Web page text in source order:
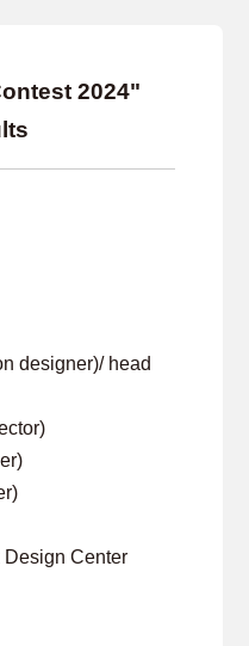
2024"
designer)/ head
Center